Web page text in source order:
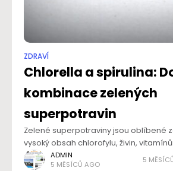
ZDRAVÍ
Chlorella a spirulina:
kombinace zelených
superpotravin
Zelené superpotraviny jsou oblíbené
vysoký obsah chlorofylu, živin,
podporujících detoxikaci, energii a
na přírodní produkty s osvědčenou
ADMIN
5 MĚSÍCŮ AGO
5